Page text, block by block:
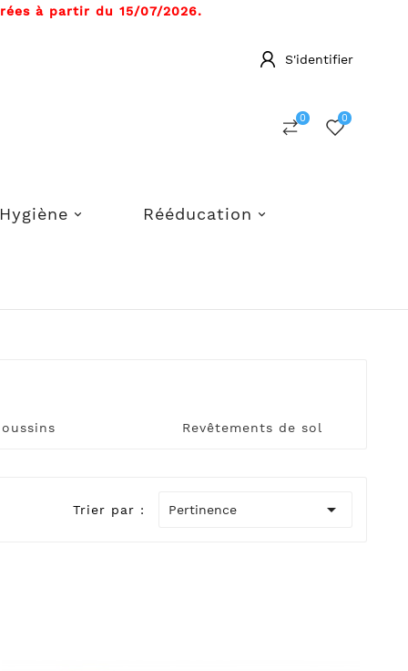
à partir du 15/07/2026.
S'identifier
0 0
Rééducation
Revêtements de sol
Trier par : Pertinence 